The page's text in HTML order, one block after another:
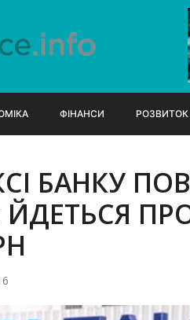
ФІНАНСИ РОЗВИТОК
БАНКУ